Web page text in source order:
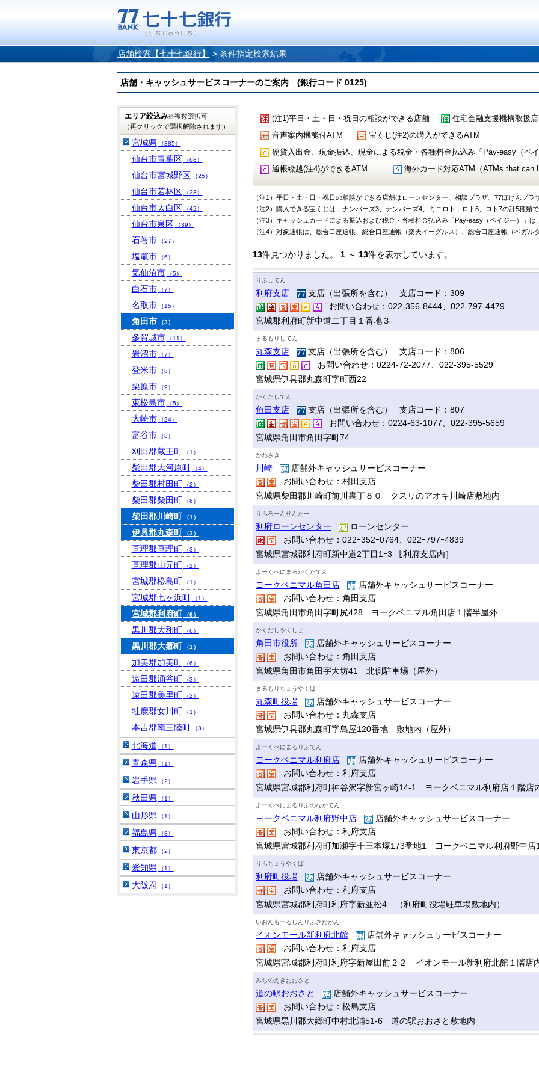
店舗検索【七十七銀行】 > 条件指定検索結果
店舗・キャッシュサービスコーナーのご案内 (銀行コード 0125)
(注1)平日・土・日・祝日の相談ができる店舗 住宅金融支援機構取扱店
音声案内機能付ATM
宝くじ(注2)の購入ができるATM
硬貨入出金、現金振込、現金による税金・各種料金払込み「Pay-easy（ペ
通帳繰越(注4)ができるATM
海外カード対応ATM（ATMs that can
（注1）平日・土・日・祝日の相談ができる店舗はローンセンター、相談プラザ、77ほけんプラ
（注2）購入できる宝くじは、ナンバーズ3、ナンバーズ4、ミニロト、ロト6、ロト7の計5種類で
（注3）キャッシュカードによる振込および税金・各種料金払込み「Pay-easy（ペイジー）」は
（注4）対象通帳は、総合口座通帳、総合口座通帳（楽天イーグルス）、総合口座通帳（ベガル
13件見つかりました。 1～ 13件を表示しています。
りふしてん
利府支店
支店（出張所を含む） 支店コード：309
お問い合わせ：022-356-8444、022-797-4479
宮城郡利府町新中道二丁目１番地３
まるもりしてん
丸森支店
支店（出張所を含む） 支店コード：806
お問い合わせ：0224-72-2077、022-395-5529
宮城県伊具郡丸森町字町西22
かくだしてん
角田支店
支店（出張所を含む） 支店コード：807
お問い合わせ：0224-63-1077、022-395-5659
宮城県角田市角田字町74
かわさき
川崎
店舗外キャッシュサービスコーナー
お問い合わせ：村田支店
宮城県柴田郡川崎町前川裏丁８０ クスリのアオキ川崎店敷地内
りふろーんせんたー
利府ローンセンター
ローンセンター
お問い合わせ：022ｰ352ｰ0764、022ｰ797ｰ4839
宮城県宮城郡利府町新中道2丁目1ｰ3 ［利府支店内］
よーくべにまるかくだてん
ヨークベニマル角田店
店舗外キャッシュサービスコーナー
お問い合わせ：角田支店
宮城県角田市角田字町尻428 ヨークベニマル角田店１階半屋外
かくだしやくしょ
角田市役所
店舗外キャッシュサービスコーナー
お問い合わせ：角田支店
宮城県角田市角田字大坊41 北側駐車場（屋外）
まるもりちょうやくば
丸森町役場
店舗外キャッシュサービスコーナー
お問い合わせ：丸森支店
宮城県伊具郡丸森町字鳥屋120番地 敷地内（屋外）
よーくべにまるりふてん
ヨークベニマル利府店
店舗外キャッシュサービスコーナー
お問い合わせ：利府支店
宮城県宮城郡利府町神谷沢字新宮ヶ崎14-1 ヨークベニマル利府店１階店
よーくべにまるりふのなかてん
ヨークベニマル利府野中店
店舗外キャッシュサービスコーナー
お問い合わせ：利府支店
宮城県宮城郡利府町加瀬字十三本塚173番地1 ヨークベニマル利府野中店
りふちょうやくば
利府町役場
店舗外キャッシュサービスコーナー
お問い合わせ：利府支店
宮城県宮城郡利府町利府字新並松4 （利府町役場駐車場敷地内）
いおんもーるしんりふきたかん
イオンモール新利府北館
店舗外キャッシュサービスコーナー
お問い合わせ：利府支店
宮城県宮城郡利府町利府字新屋田前２２ イオンモール新利府北館１階店
みちのえきおおさと
道の駅おおさと
店舗外キャッシュサービスコーナー
お問い合わせ：松島支店
宮城県黒川郡大郷町中村北浦51-6 道の駅おおさと敷地内
エリア絞込み※複数選択可
（再クリックで選択解除されます）
宮城県 （385）
仙台市青葉区 （68）
仙台市宮城野区 （25）
仙台市若林区 （23）
仙台市太白区 （42）
仙台市泉区 （39）
石巻市 （27）
塩竈市 （6）
気仙沼市 （5）
白石市 （7）
名取市 （15）
角田市 （3）
多賀城市 （11）
岩沼市 （7）
登米市 （8）
栗原市 （9）
東松島市 （5）
大崎市 （24）
富谷市 （8）
刈田郡蔵王町 （1）
柴田郡大河原町 （4）
柴田郡村田町 （2）
柴田郡柴田町 （8）
柴田郡川崎町 （1）
伊具郡丸森町 （2）
亘理郡亘理町 （3）
亘理郡山元町 （2）
宮城郡松島町 （1）
宮城郡七ヶ浜町 （1）
宮城郡利府町 （6）
黒川郡大和町 （6）
黒川郡大郷町 （1）
加美郡加美町 （6）
遠田郡涌谷町 （3）
遠田郡美里町 （2）
牡鹿郡女川町 （1）
本吉郡南三陸町 （3）
北海道 （1）
青森県 （1）
岩手県 （2）
秋田県 （1）
山形県 （1）
福島県 （8）
東京都 （2）
愛知県 （1）
大阪府 （1）